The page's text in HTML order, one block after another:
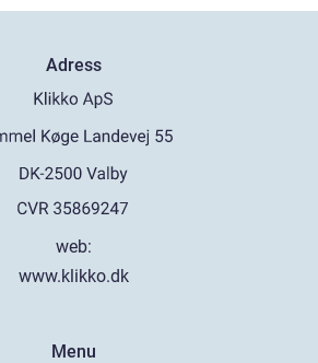
Adress
web:
www.klikko.dk
Menu